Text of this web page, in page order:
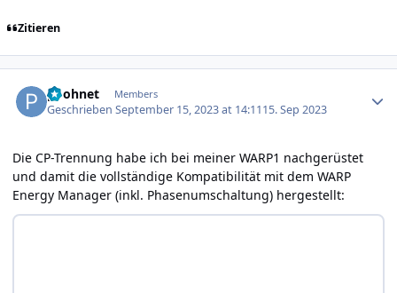
Zitieren
poohnet Members
GeschriebenSeptember 15, 2023 at 14:1115. Sep 2023
Die CP-Trennung habe ich bei meiner WARP1 nachgerüstet
und damit die vollständige Kompatibilität mit dem WARP
Energy Manager (inkl. Phasenumschaltung) hergestellt: